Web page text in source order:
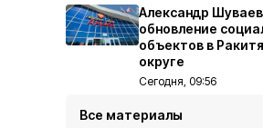
Александр
обновление
объектов в
округе
Сегодня, 09:56
Все материалы